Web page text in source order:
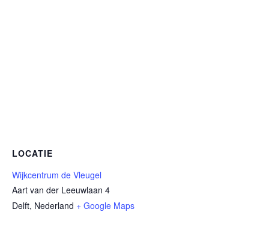
LOCATIE
Wijkcentrum de Vleugel
Aart van der Leeuwlaan 4
Delft, Nederland + Google Maps